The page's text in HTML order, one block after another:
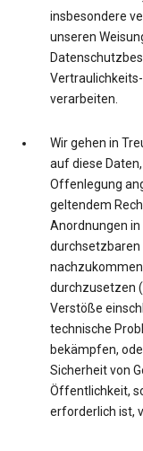
insbesondere
unseren
verarbeiten.
Wir gehen in
auf diese
Offenlegung
geltendem
Anordnungen
durchsetzbaren
durchzusetzen
Verstöße
technische
bekämpfen,
Sicherheit von
Öffentlichkeit,
erforderlich ist,